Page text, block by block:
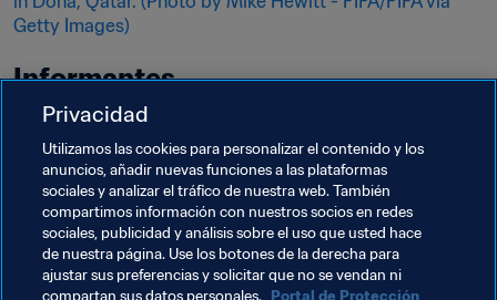
Informantes
Juguemos con deportividad. Se debe presentar
una denuncia al observar comportamientos
sospechosos dentro o fuera del campo.
Más información
Privacidad
Utilizamos las cookies para personalizar el contenido y los
anuncios, añadir nuevas funciones a las plataformas
sociales y analizar el tráfico de nuestra web. También
compartimos información con nuestros socios en redes
sociales, publicidad y análisis sobre el uso que usted hace
de nuestra página. Use los botones de la derecha para
ajustar sus preferencias y solicitar que no se vendan ni
compartan sus datos personales. Portal de Protección